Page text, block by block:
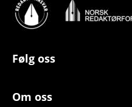
Følg oss
Om oss